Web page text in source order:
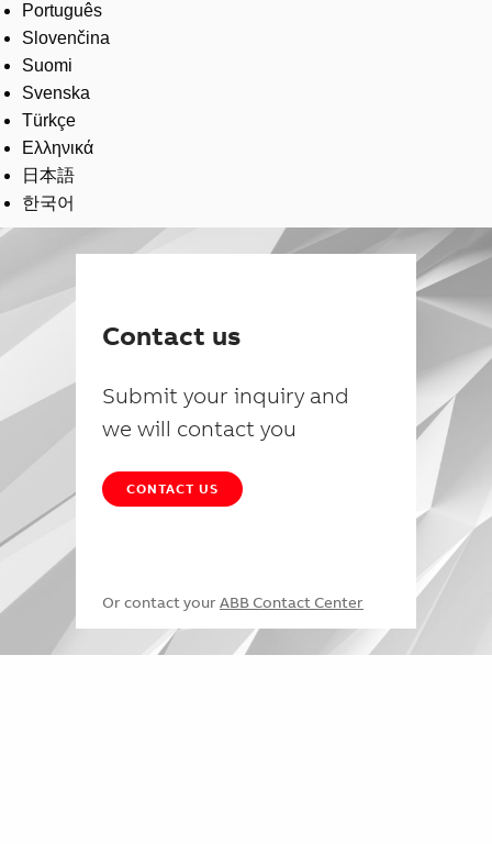
Português
Slovenčina
Suomi
Svenska
Türkçe
Ελληνικά
日本語
한국어
Contact us
Submit your inquiry and
we will contact you
CONTACT US
Or contact your ABB Contact Center